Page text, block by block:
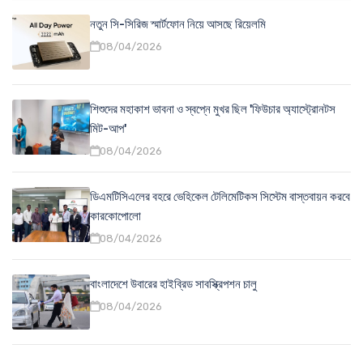
নতুন সি-সিরিজ স্মার্টফোন নিয়ে আসছে রিয়েলমি
08/04/2026
শিশুদের মহাকাশ ভাবনা ও স্বপ্নে মুখর ছিল 'ফিউচার অ্যাস্ট্রোনটস
মিট-আপ'
08/04/2026
ডিএমটিসিএলের বহরে ভেহিকেল টেলিমেটিকস সিস্টেম বাস্তবায়ন করবে
কারকোপোলো
08/04/2026
বাংলাদেশে উবারের হাইব্রিড সাবস্ক্রিপশন চালু
08/04/2026